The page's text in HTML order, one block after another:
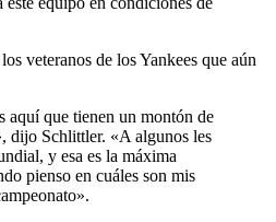
veteranos de los Yankees que aún
aquí que tienen un montón de
dijo Schlittler. «A algunos les
y esa es la máxima
pienso en cuáles son mis